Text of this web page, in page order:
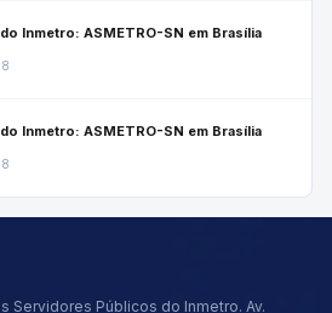
Inmetro: ASMETRO-SN em Brasília
Inmetro: ASMETRO-SN em Brasília
Servidores Públicos do Inmetro. Av.